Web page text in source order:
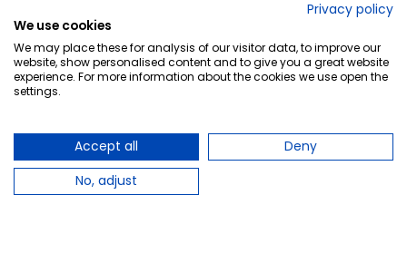
Privacy policy
We use cookies
We may place these for analysis of our visitor data, to improve our
website, show personalised content and to give you a great website
experience. For more information about the cookies we use open the
settings.
Accept all
Deny
No, adjust